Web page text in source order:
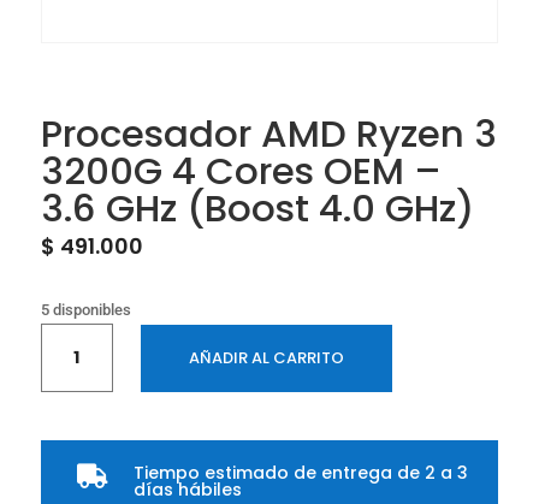
Procesador AMD Ryzen 3
3200G 4 Cores OEM –
3.6 GHz (Boost 4.0 GHz)
$ 491.000
5 disponibles
AMD
Ryzen
3200G
AÑADIR AL CARRITO
 Tiempo estimado de entrega de 2 a 3
días hábiles